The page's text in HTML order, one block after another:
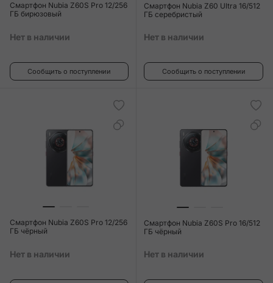
Смартфон Nubia Z60S Pro 12/256
ГБ бирюзовый
Нет в наличии
Сообщить о поступлении
Смартфон Nubia Z60 Ultra 16/512
ГБ серебристый
Нет в наличии
Сообщить о поступлении
Смартфон Nubia Z60S Pro 12/256
ГБ чёрный
Нет в наличии
Смартфон Nubia Z60S Pro 16/512
ГБ чёрный
Нет в наличии